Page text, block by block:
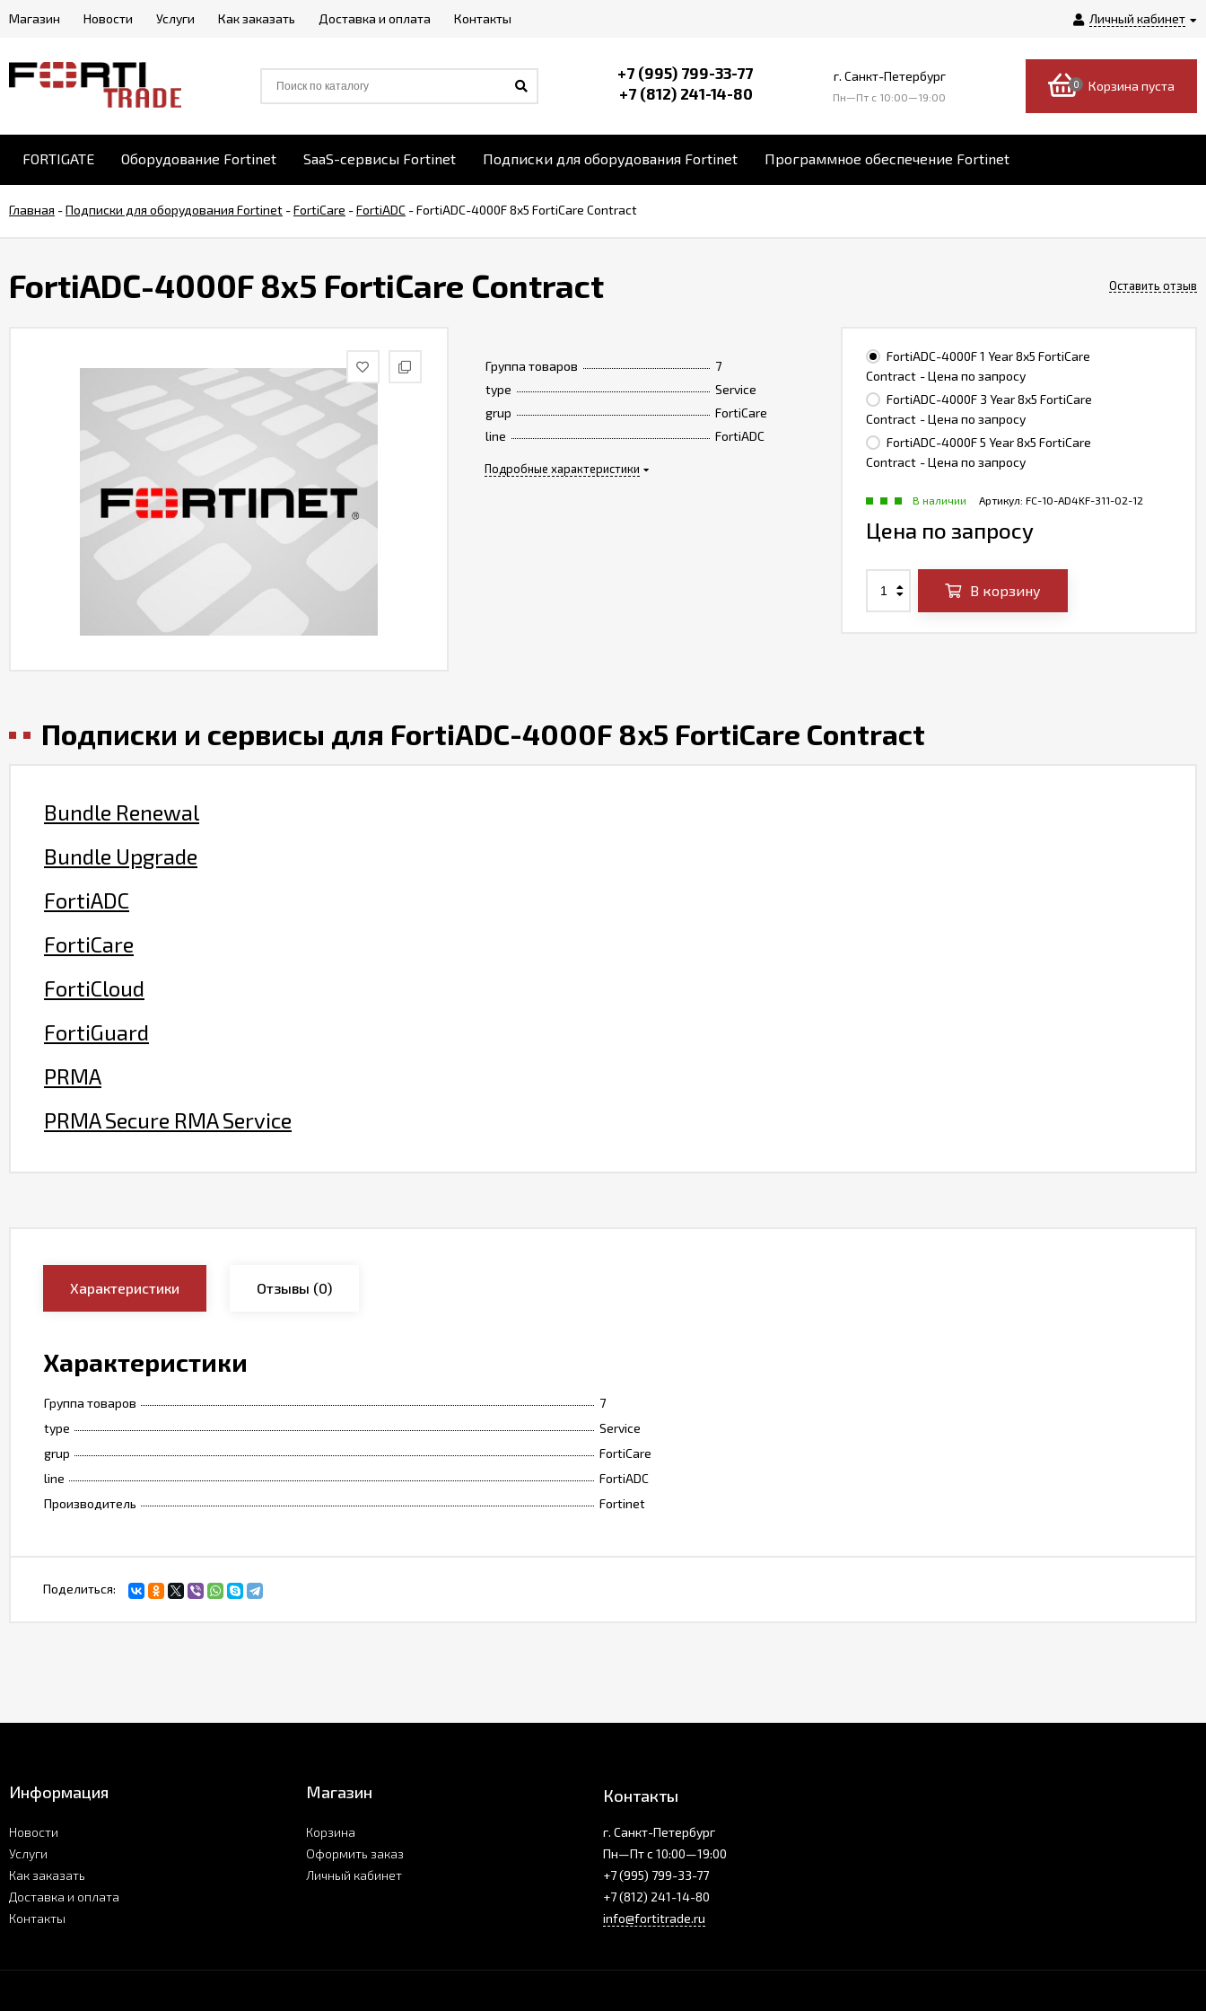
Личный кабинет
Магазин Новости Услуги Как заказать Доставка и оплата Контакты
+7 (995) 799-33-77
+7 (812) 241-14-80
г. Санкт-Петербург
Пн—Пт c 10:00—19:00
0 Корзина пуста
FORTIGATE Оборудование Fortinet SaaS-сервисы Fortinet Подписки для оборудования Fortinet Программное обеспечение Fortinet
Главная -Подписки для оборудования Fortinet -FortiCare -FortiADC -FortiADC-4000F 8x5 FortiCare Contract
FortiADC-4000F 8x5 FortiCare Contract Оставить отзыв
Группа товаров
7
type
Service
grup
FortiCare
line
FortiADC
Подробные характеристики
FortiADC-4000F 1 Year 8x5 FortiCare
Contract - Цена по запросу
FortiADC-4000F 3 Year 8x5 FortiCare
Contract - Цена по запросу
FortiADC-4000F 5 Year 8x5 FortiCare
Contract - Цена по запросу
Артикул: FC-10-AD4KF-311-02-12
В наличии
Цена по запросу
В корзину
Подписки и сервисы для FortiADC-4000F 8x5 FortiCare Contract
Bundle Renewal
Bundle Upgrade
FortiADC
FortiCare
FortiCloud
FortiGuard
PRMA
PRMA Secure RMA Service
Характеристики Отзывы (0)
Характеристики
Группа товаров
7
type
Service
grup
FortiCare
line
FortiADC
Производитель
Fortinet
Поделиться:
Информация
Новости
Услуги
Как заказать
Доставка и оплата
Контакты
Магазин
Корзина
Оформить заказ
Личный кабинет
Контакты
г. Санкт-Петербург
Пн—Пт с 10:00—19:00
+7 (995) 799-33-77
+7 (812) 241-14-80
info@fortitrade.ru